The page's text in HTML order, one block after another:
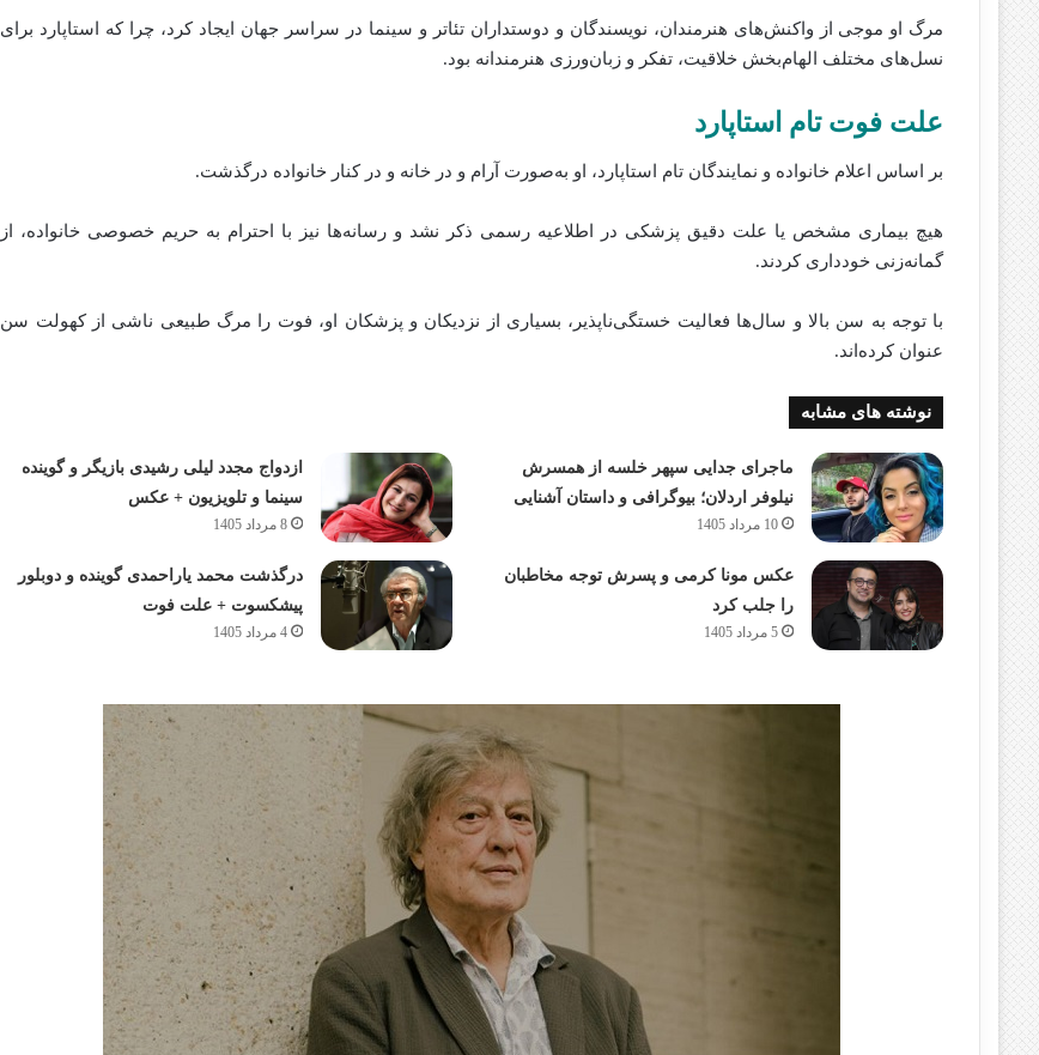
مرگ او موجی از واکنش‌های هنرمندان، نویسندگان و دوستداران تئاتر و سینما در سراسر جهان ایجاد کرد، چرا که استاپارد برای
نسل‌های مختلف الهام‌بخش خلاقیت، تفکر و زبان‌ورزی هنرمندانه بود.
علت فوت تام استاپارد
بر اساس اعلام خانواده و نمایندگان تام استاپارد، او به‌صورت آرام و در خانه و در کنار خانواده درگذشت.
هیچ بیماری مشخص یا علت دقیق پزشکی در اطلاعیه رسمی ذکر نشد و رسانه‌ها نیز با احترام به حریم خصوصی خانواده، از
گمانه‌زنی خودداری کردند.
با توجه به سن بالا و سال‌ها فعالیت خستگی‌ناپذیر، بسیاری از نزدیکان و پزشکان او، فوت را مرگ طبیعی ناشی از کهولت سن
عنوان کرده‌اند.
نوشته های مشابه
ماجرای جدایی سپهر خلسه از همسرش
نیلوفر اردلان؛ بیوگرافی و داستان آشنایی
10 مرداد 1405
ازدواج مجدد لیلی رشیدی بازیگر و گوینده
سینما و تلویزیون + عکس
8 مرداد 1405
عکس مونا کرمی و پسرش توجه مخاطبان
را جلب کرد
5 مرداد 1405
درگذشت محمد یاراحمدی گوینده و دوبلور
پیشکسوت + علت فوت
4 مرداد 1405